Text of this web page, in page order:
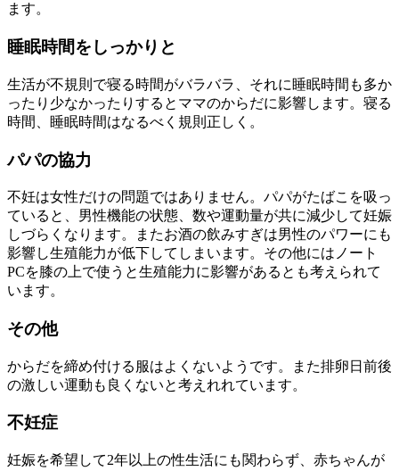
ます。
睡眠時間をしっかりと
生活が不規則で寝る時間がバラバラ、それに睡眠時間も多か
ったり少なかったりするとママのからだに影響します。寝る
時間、睡眠時間はなるべく規則正しく。
パパの協力
不妊は女性だけの問題ではありません。パパがたばこを吸っ
ていると、男性機能の状態、数や運動量が共に減少して妊娠
しづらくなります。またお酒の飲みすぎは男性のパワーにも
影響し生殖能力が低下してしまいます。その他にはノート
PCを膝の上で使うと生殖能力に影響があるとも考えられて
います。
その他
からだを締め付ける服はよくないようです。また排卵日前後
の激しい運動も良くないと考えれれています。
不妊症
妊娠を希望して2年以上の性生活にも関わらず、赤ちゃんが